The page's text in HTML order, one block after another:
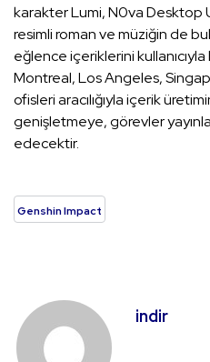
karakter Lumi, N0va Desktop
resimli roman ve müziğin de
eğlence içeriklerini
Montreal, Los Angeles,
ofisleri aracılığıyla içerik
genişletmeye, görevler
edecektir.
Genshin Impact
indir